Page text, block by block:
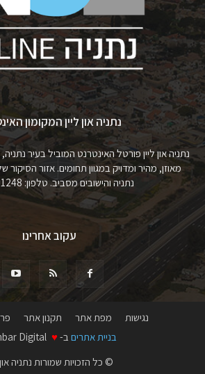
נתניה און ליין המקומון
נתניה און ליין פורטל האינטרנט המוביל בעיר
מאוזן, מהיר ומדויק במגוון תחומים. אזור
נתניה והישובים מסביב. טלפון: 050-8491248
עקוב אחרינו
נגישות מפת אתר תקנון אתר
בניית אתרים ב- ♥
© כל הזכויות שמורות נתניה און